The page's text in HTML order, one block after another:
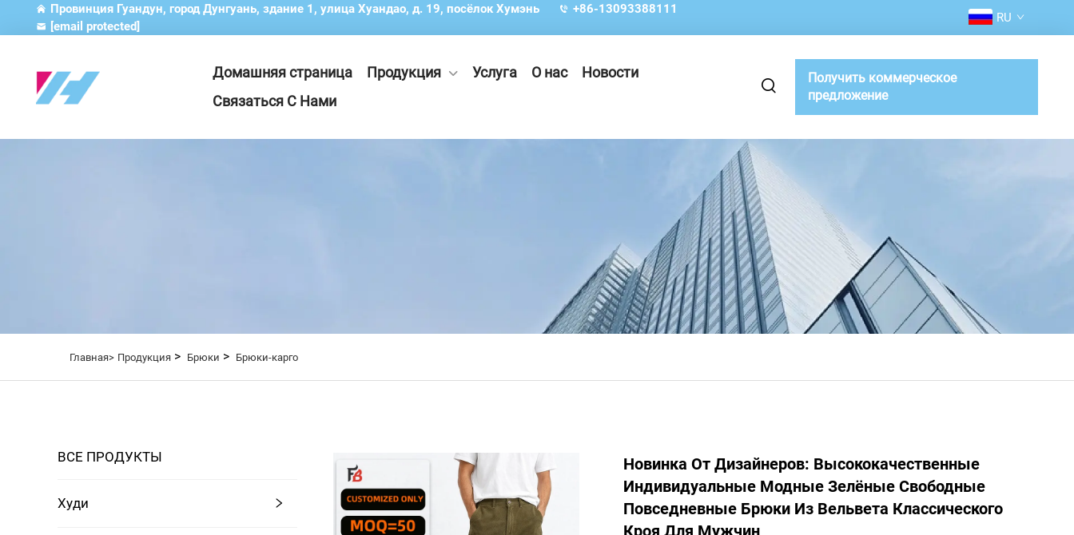
Провинция Гуандун, город Дунгуань, здание 1, улица Хуандао, д. 19, посёлок Хумэнь
+86-13093388111
[email protected]
RU
Домашняя страница Продукция Услуга О нас
Новости
Связаться С Нами
Получить коммерческое
предложение
Главная> Продукция > Брюки > Брюки-карго
ВСЕ ПРОДУКТЫ
Худи
Новинка От Дизайнеров: Высококачественные
Индивидуальные Модные Зелёные Свободные
Повседневные Брюки Из Вельвета Классического
Кроя Для Мужчин